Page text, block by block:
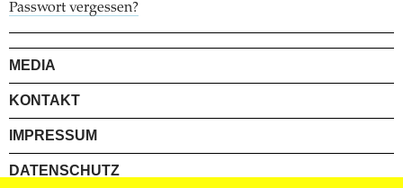
Passwort vergessen?
MEDIA
KONTAKT
IMPRESSUM
DATENSCHUTZ